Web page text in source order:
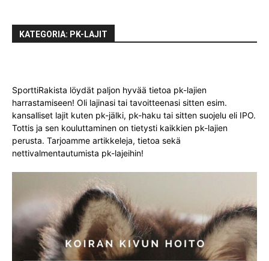
KATEGORIA: PK-LAJIT
SporttiRakista löydät paljon hyvää tietoa pk-lajien
harrastamiseen! Oli lajinasi tai tavoitteenasi sitten esim.
kansalliset lajit kuten pk-jälki, pk-haku tai sitten suojelu eli IPO.
Tottis ja sen kouluttaminen on tietysti kaikkien pk-lajien
perusta. Tarjoamme artikkeleja, tietoa sekä
nettivalmentautumista pk-lajeihin!